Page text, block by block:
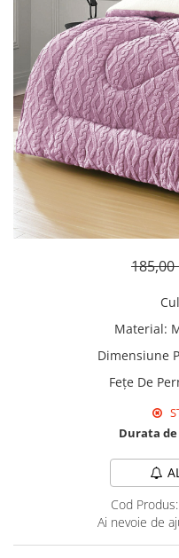
Pilote cu blăniță
185,00
Material:
Dimensiune
Fețe De
Durata
Cod Produs:
Ai nevoie de